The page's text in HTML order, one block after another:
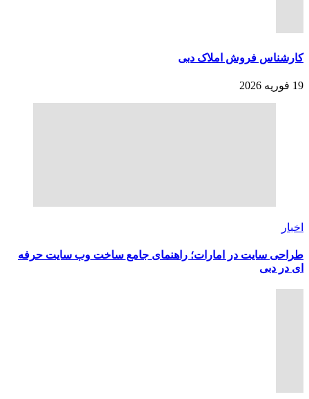
کارشناس فروش املاک دبی
19 فوریه 2026
اخبار
طراحی سایت در امارات؛ راهنمای جامع ساخت وب سایت حرفه
ای در دبی